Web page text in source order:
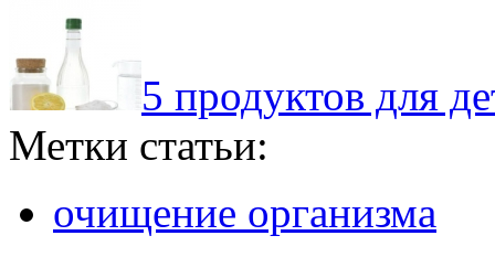
5 продуктов для
Метки статьи:
очищение организма